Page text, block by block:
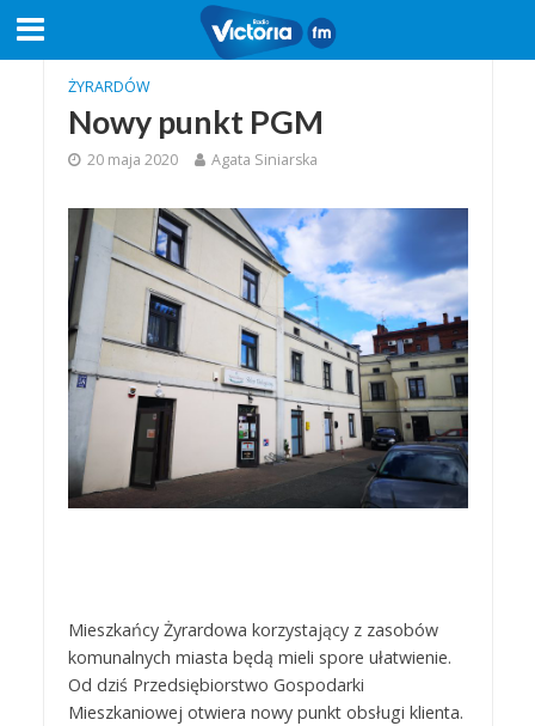
ŻYRARDÓW
Nowy punkt PGM
20 maja 2020 Agata Siniarska
Mieszkańcy Żyrardowa korzystający z zasobów
komunalnych miasta będą mieli spore ułatwienie.
Od dziś Przedsiębiorstwo Gospodarki
Mieszkaniowej otwiera nowy punkt obsługi klienta.